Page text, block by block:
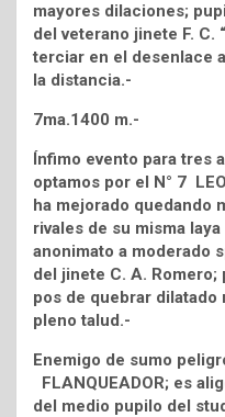
mayores dilaciones;
del veterano jinete F. C.
terciar en el desenlace
la distancia.-
7ma.1400 m.-
Ínfimo evento para tres
optamos por el N° 7
ha mejorado quedando
rivales de su misma
anonimato a moderado
del jinete C. A.
pos de quebrar
pleno talud.-
Enemigo de sumo
FLANQUEADOR; es
del medio pupilo del